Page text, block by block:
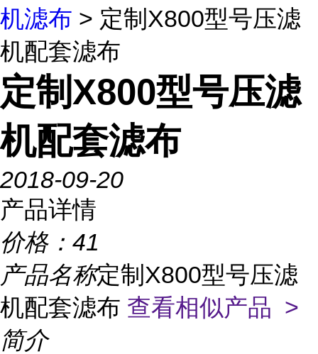
机滤布 > 定制X800型号压滤
机配套滤布
定制X800型号压滤
机配套滤布
2018-09-20
产品详情
价格： 41
产品名称定制X800型号压滤
机配套滤布 查看相似产品 >
简介